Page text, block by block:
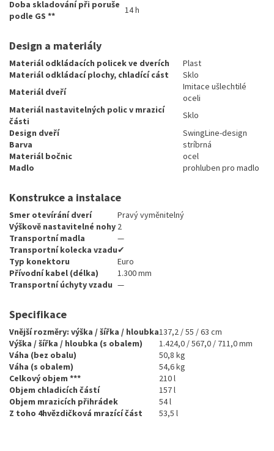
Doba skladování při poruše
podle GS **
14 h
Design a materiály
Materiál odkládacích policek ve dverích
Plast
Materiál odkládací plochy, chladící cást
Sklo
Materiál dveří
Imitace ušlechtilé
oceli
Materiál nastavitelných polic v mrazicí
části
Sklo
Design dveří
SwingLine-design
Barva
stríbrná
Materiál bočnic
ocel
Madlo
prohluben pro madlo
Konstrukce a instalace
Smer otevírání dverí
Pravý vyměnitelný
Výškově nastavitelné nohy 2
Transportní madla
—
Transportní kolecka vzadu✔
Typ konektoru
Euro
Přívodní kabel (délka)
1.300 mm
Transportní úchyty vzadu —
Specifikace
Vnější rozměry: výška / šířka / hloubka137,2 / 55 / 63 cm
Výška / šířka / hloubka (s obalem)
1.424,0 / 567,0 / 711,0 mm
Váha (bez obalu)
50,8 kg
Váha (s obalem)
54,6 kg
Celkový objem ***
210 l
Objem chladicích částí
157 l
Objem mrazicích přihrádek
54 l
Z toho 4hvězdičková mrazící část
53,5 l